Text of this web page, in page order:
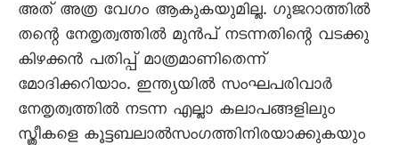
അത് അത്ര വേഗം ആകുകയുമില്ല. ഗുജറാത്തിൽ
തന്റെ നേതൃത്വത്തിൽ മുൻപ് നടന്നതിന്റെ വടക്കു
കിഴക്കൻ പതിപ്പ് മാത്രമാണിതെന്ന്
മോദിക്കറിയാം. ഇന്ത്യയിൽ സംഘപരിവാർ
നേതൃത്വത്തിൽ നടന്ന എല്ലാ കലാപങ്ങളിലും
സ്ത്രീകളെ കൂട്ടബലാൽസംഗത്തിനിരയാക്കുകയും